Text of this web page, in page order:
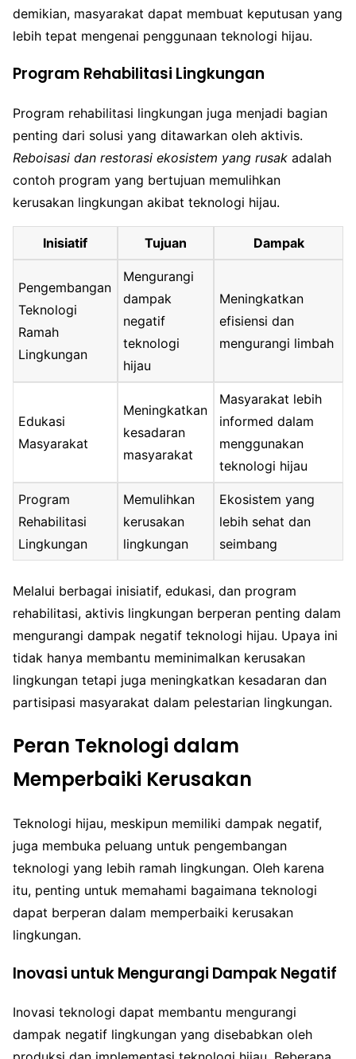
demikian, masyarakat dapat membuat keputusan yang
lebih tepat mengenai penggunaan teknologi hijau.
Program Rehabilitasi Lingkungan
Program rehabilitasi lingkungan juga menjadi bagian
penting dari solusi yang ditawarkan oleh aktivis.
Reboisasi dan restorasi ekosistem yang rusak adalah
contoh program yang bertujuan memulihkan
kerusakan lingkungan akibat teknologi hijau.
Inisiatif Tujuan Dampak
Pengembangan
Teknologi
Ramah
Lingkungan
Mengurangi
dampak
negatif
teknologi
hijau
Meningkatkan
efisiensi dan
mengurangi limbah
Edukasi
Masyarakat
Meningkatkan
kesadaran
masyarakat
Masyarakat lebih
informed dalam
menggunakan
teknologi hijau
Program
Rehabilitasi
Lingkungan
Memulihkan
kerusakan
lingkungan
Ekosistem yang
lebih sehat dan
seimbang
Melalui berbagai inisiatif, edukasi, dan program
rehabilitasi, aktivis lingkungan berperan penting dalam
mengurangi dampak negatif teknologi hijau. Upaya ini
tidak hanya membantu meminimalkan kerusakan
lingkungan tetapi juga meningkatkan kesadaran dan
partisipasi masyarakat dalam pelestarian lingkungan.
Peran Teknologi dalam
Memperbaiki Kerusakan
Teknologi hijau, meskipun memiliki dampak negatif,
juga membuka peluang untuk pengembangan
teknologi yang lebih ramah lingkungan. Oleh karena
itu, penting untuk memahami bagaimana teknologi
dapat berperan dalam memperbaiki kerusakan
lingkungan.
Inovasi untuk Mengurangi Dampak Negatif
Inovasi teknologi dapat membantu mengurangi
dampak negatif lingkungan yang disebabkan oleh